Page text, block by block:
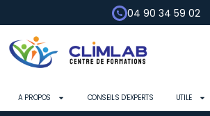
04 90 34 59 02
A PROPOS CONSEILS D’EXPERTS UTILE